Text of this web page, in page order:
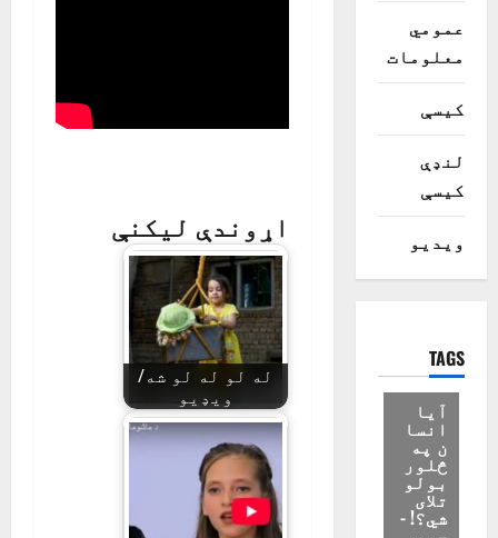
اړوندې لیکنې
له لو له لو شه/
ویډیو
عمومي
معلومات
کیسې
لنډې
کیسې
ویدیو
TAGS
آیا
انسا
ن په
څلور
بولو
تلای
شي؟! -